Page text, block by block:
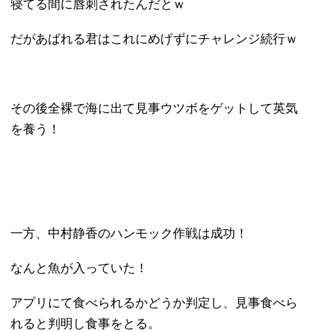
寝てる間に唇刺されたんだとｗ
だがあばれる君はこれにめげずにチャレンジ続行ｗ
その後全裸で海に出て見事ウツボをゲットして英気
を養う！
一方、中村静香のハンモック作戦は成功！
なんと魚が入っていた！
アプリにて食べられるかどうか判定し、見事食べら
れると判明し食事をとる。